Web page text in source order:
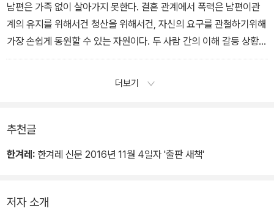
남편은 가족 없이 살아가지 못한다. 결혼 관계에서 폭력은 남편이관
계의 유지를 위해서건 청산을 위해서건, 자신의 요구를 관철하기위해
가장 손쉽게 동원할 수 있는 자원이다. 두 사람 간의 이해 갈등 상황에
서 남편은 아내보다 훨씬 쉽게 폭력을 선택할 수 있다는점에서 폭력
더보기
추천글
한겨레: 한겨레 신문 2016년 11월 4일자 '출판 새책'
저자 소개